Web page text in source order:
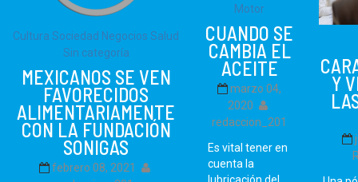
Cultura Sociedad Negocios Salud
Sin categoría
MEXICANOS SE VEN
FAVORECIDOS
ALIMENTARIAMENTE
CON LA FUNDACIÓN
SONIGAS
febrero 08, 2021
Motor
CUANDO SE
CAMBIA EL
ACEITE
marzo 04,
2020
redaccion_201
Es vital tener en
cuenta la
Y